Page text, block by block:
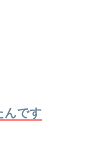
んです